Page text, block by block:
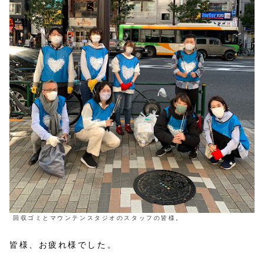
回収ゴミとマウンテンスタジオのスタッフの皆様。
皆様、お疲れ様でした。